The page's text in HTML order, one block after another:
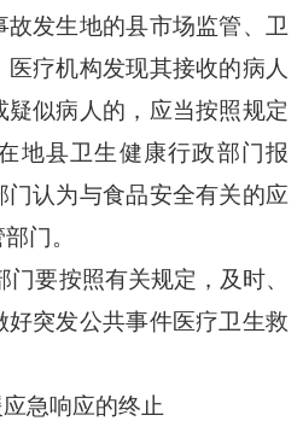
故发生地的县市场监管、 卫
疗机构发现其接收的病人
疑似病人的，应当按照规定
地县卫生健康行政部门报
门认为与食品安全有关的应
门。
门要按照有关规定，及时、
突发公共事件医疗卫生救
急响应的终止